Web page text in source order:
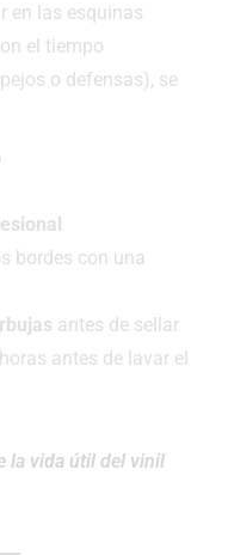
en las esquinas
el tiempo
o defensas), se
bordes con una
antes de sellar
antes de lavar el
la vida útil del vinil